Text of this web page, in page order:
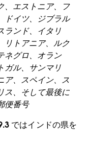
、エストニア、フ
ドイツ、ジブラル
ランド、イタリ
リトアニア、ルク
ネグロ、オラン
ガル、サンマリ
ア、スペイン、ス
ス、そして最後に
便番号
ではインドの県を